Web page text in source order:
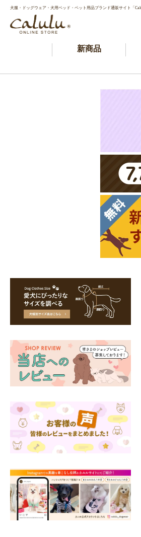
犬服・ドッグウェア・犬用ベッド・ペット用品ブランド通販サイト「
新商品